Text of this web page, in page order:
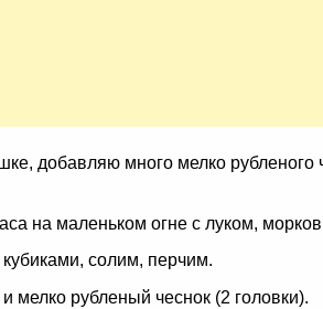
добавляю много мелко
на маленьком огне с луком,
солим, перчим.
мелко рубленый чеснок (2 головки).